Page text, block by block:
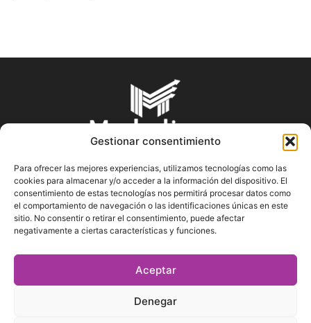
Gestionar consentimiento
Para ofrecer las mejores experiencias, utilizamos tecnologías como las
cookies para almacenar y/o acceder a la información del dispositivo. El
consentimiento de estas tecnologías nos permitirá procesar datos como
el comportamiento de navegación o las identificaciones únicas en este
sitio. No consentir o retirar el consentimiento, puede afectar
negativamente a ciertas características y funciones.
Aceptar
Denegar
SOBRE NOSOTROS
En Marketin.es encontrarás la más actualizada y veraz
información sobre el mundo del marketing; consejos
SÍGUENOS